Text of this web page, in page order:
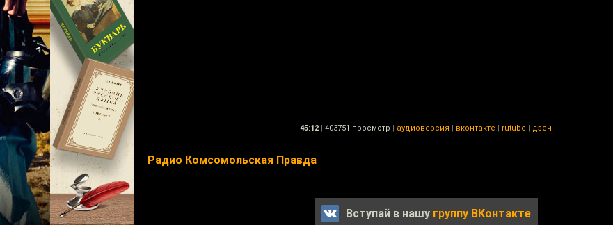
45:12 | 403751 просмотр | аудиоверсия | вконтакте | rutube | дзен
Радио Комсомольская Правда
Вступай в нашу группу ВКонтакте